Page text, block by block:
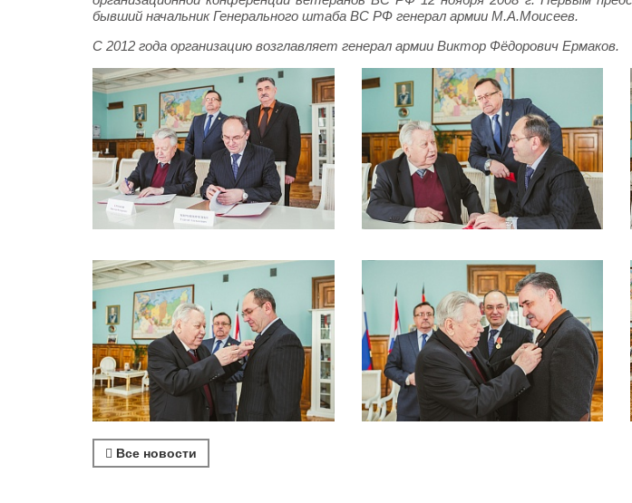
бывший начальник Генерального штаба ВС РФ генерал армии М.А.Моисеев.
С 2012 года организацию возглавляет генерал армии Виктор Фёдорович Ермаков.
Все новости